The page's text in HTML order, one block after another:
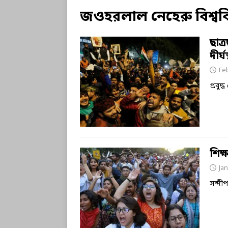
জওহরলাল নেহেরু
সন্দীপ